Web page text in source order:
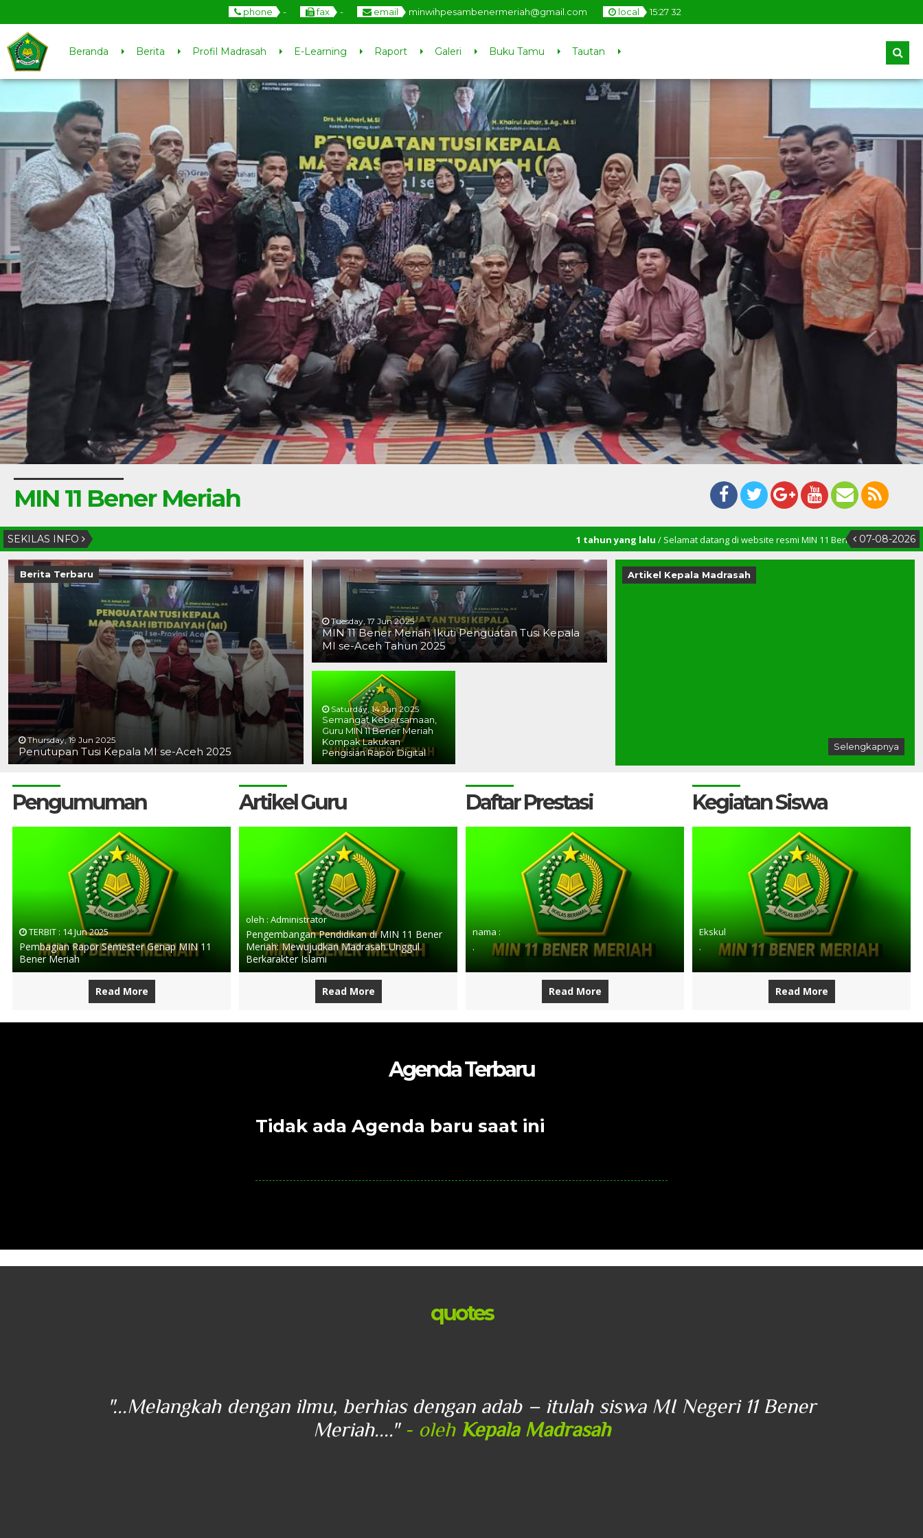
phone - fax - email minwihpesambenermeriah@gmail.com local 15:27 33
Beranda Berita Profil Madrasah E-Learning Raport Galeri Buku Tamu Tautan
MIN 11 Bener Meriah
SEKILAS INFO 07-08-2026
1 tahun yang lalu/ Selamat datang di website resmi MIN 11 Bener Meriah
Berita Terbaru
Thursday, 19 Jun 2025
Penutupan Tusi Kepala MI se-Aceh 2025
Tuesday, 17 Jun 2025
MIN 11 Bener Meriah Ikuti Penguatan Tusi Kepala
MI se-Aceh Tahun 2025
Saturday, 14 Jun 2025
Semangat Kebersamaan,
Guru MIN 11 Bener Meriah
Kompak Lakukan
Pengisian Rapor Digital
Artikel Kepala Madrasah
Selengkapnya
Pengumuman
TERBIT : 14 Jun 2025
Pembagian Rapor Semester Genap MIN 11
Bener Meriah
Read More
Artikel Guru
oleh : Administrator
Pengembangan Pendidikan di MIN 11 Bener
Meriah: Mewujudkan Madrasah Unggul
Berkarakter Islami
Read More
Daftar Prestasi
nama :
.
Read More
Kegiatan Siswa
Ekskul
.
Read More
Agenda Terbaru
Tidak ada Agenda baru saat ini
quotes
"...Melangkah dengan ilmu, berhias dengan adab – itulah siswa MI Negeri 11 Bener
Meriah...." - oleh Kepala Madrasah